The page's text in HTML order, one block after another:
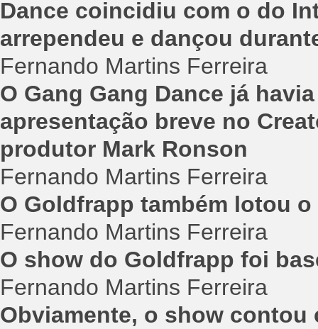
Dance coincidiu com o do
arrependeu e dançou
Fernando Martins Ferreira
O Gang Gang Dance já
apresentação breve no
produtor Mark Ronson
Fernando Martins Ferreira
O Goldfrapp também lotou
Fernando Martins Ferreira
O show do Goldfrapp foi
Fernando Martins Ferreira
Obviamente, o show